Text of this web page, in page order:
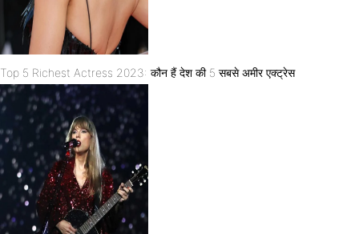
Top 5 Richest Actress 2023: कौन हैं देश की 5 सबसे अमीर एक्ट्रेस